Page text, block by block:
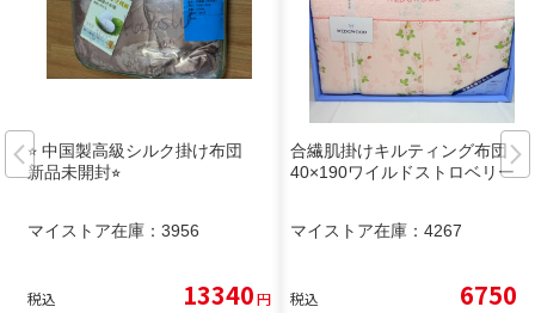
⭐︎ 中国製高級シルク掛け布団
新品未開封⭐︎
マイストア在庫： 3956
税込 13340円
合繊肌掛けキルティング布団 1
40×190ワイルドストロベリー
マイストア在庫： 4267
税込 6750